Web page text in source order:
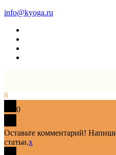
info@kyoga.ru
6
0
Оставьте комментарий!
статьи.x